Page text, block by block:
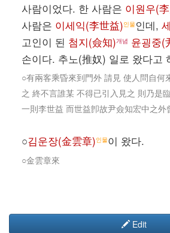
사람이었다. 한 사람은 이원우(
사람은 이세익(李世益)인물인데,
고인이 된 첨지(僉知)개념 윤굉중(
손이다. 추노(推奴) 일로 왔다고
○有兩客乘昏來到門外 請見 使人問自何
之 終不言誰某 不得已引入見之 則乃是
一則李世益 而世益卽故尹僉知宏中之外
○김운장(金雲章)인물이 왔다.
○金雲章來
Edit